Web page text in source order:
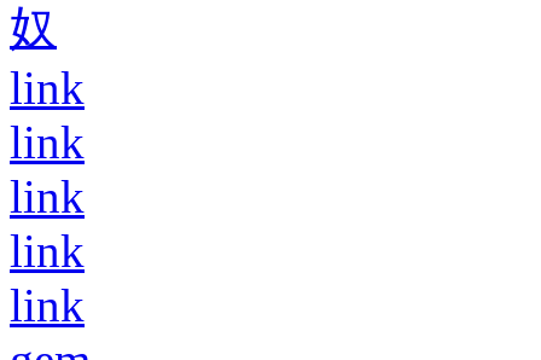
奴
link
link
link
link
link